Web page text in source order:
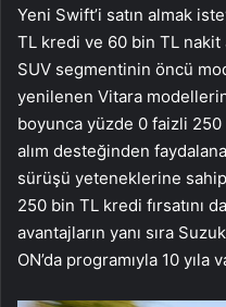
Yeni Swift’i satın almak
TL kredi ve 60 bin TL
SUV segmentinin öncü
yenilenen Vitara
boyunca yüzde 0 faizli
alım desteğinden
sürüşü yeteneklerine
250 bin TL kredi fırsatını
avantajların yanı sıra
ON’da programıyla 10 yıla